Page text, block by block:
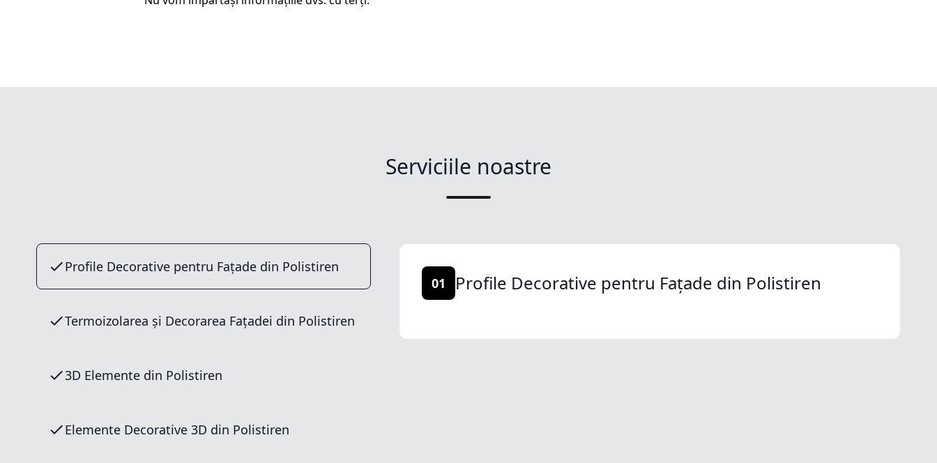
Serviciile noastre
Profile Decorative pentru Fațade din Polistiren
Termoizolarea și Decorarea Fațadei din Polistiren
3D Elemente din Polistiren
Elemente Decorative 3D din Polistiren
01 Profile Decorative pentru Fațade din Polistiren